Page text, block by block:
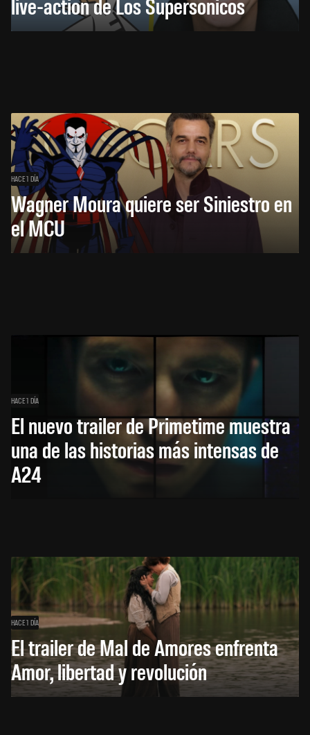
HACE 1 DÍA
Wagner Moura quiere ser Siniestro en
el MCU
HACE 1 DÍA
El nuevo trailer de Primetime muestra
una de las historias más intensas de
A24
HACE 1 DÍA
El trailer de Mal de Amores enfrenta
Amor, libertad y revolución